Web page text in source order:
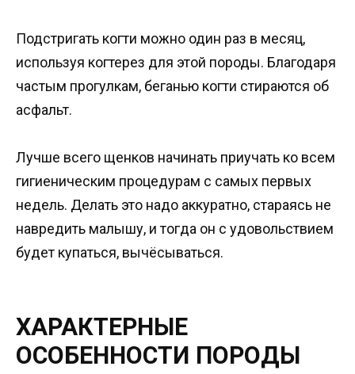
Подстригать когти можно один раз в месяц,
используя когтерез для этой породы. Благодаря
частым прогулкам, беганью когти стираются об
асфальт.
Лучше всего щенков начинать приучать ко всем
гигиеническим процедурам с самых первых
недель. Делать это надо аккуратно, стараясь не
навредить малышу, и тогда он с удовольствием
будет купаться, вычёсываться.
ХАРАКТЕРНЫЕ
ОСОБЕННОСТИ ПОРОДЫ